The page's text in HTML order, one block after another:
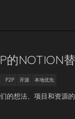
的NOTION
P2P 开源 本地优先
想法、项目和资源的